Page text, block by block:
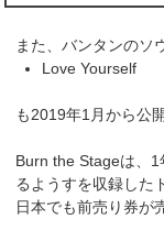
また、バンタンのソ
Love Yourself
も2019年1月から公
Burn the Stageは、
るようすを収録した
日本でも前売り券が